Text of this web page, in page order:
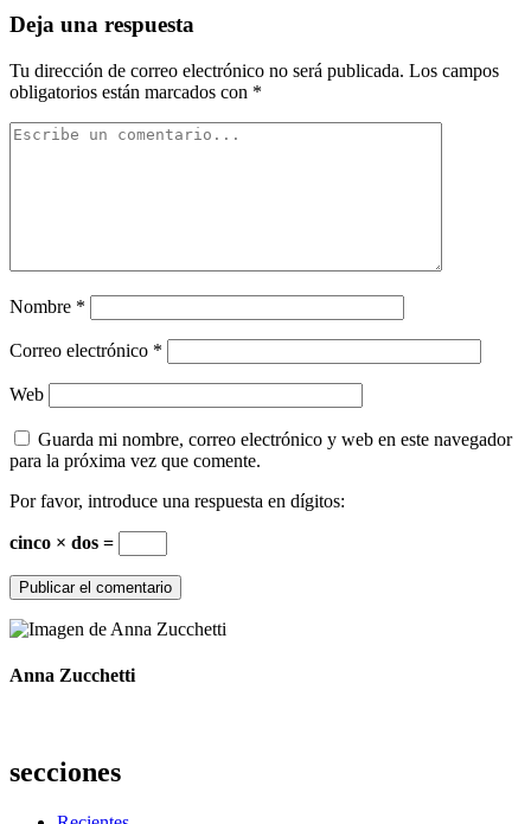
Deja una respuesta
Tu dirección de correo electrónico no será publicada. Los campos
obligatorios están marcados con *
Nombre *
Correo electrónico *
Web
Guarda mi nombre, correo electrónico y web en este navegador
para la próxima vez que comente.
Por favor, introduce una respuesta en dígitos:
cinco × dos =
Anna Zucchetti
secciones